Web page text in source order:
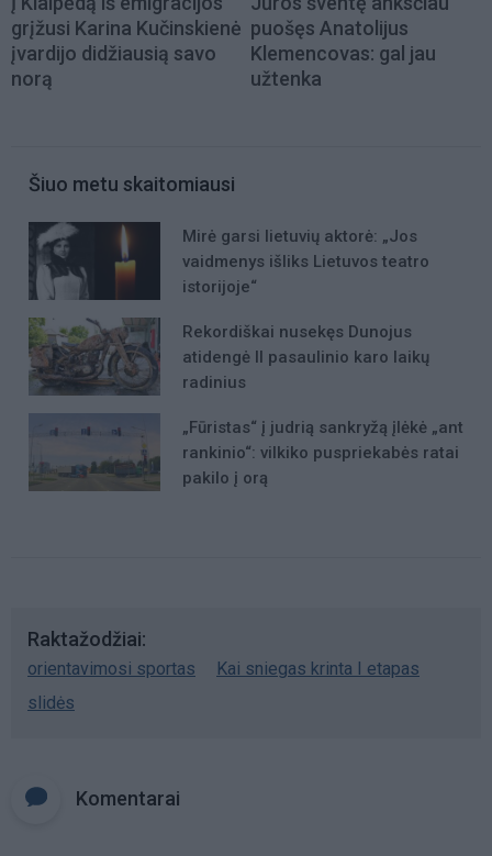
grįžusi Karina Kučinskienė
įvardijo didžiausią savo
norą
puošęs Anatolijus
Klemencovas: gal jau
užtenka
Šiuo metu skaitomiausi
Mirė garsi lietuvių aktorė: „Jos
vaidmenys išliks Lietuvos teatro
istorijoje“
Rekordiškai nusekęs Dunojus
atidengė II pasaulinio karo laikų
radinius
„Fūristas“ į judrią sankryžą įlėkė „ant
rankinio“: vilkiko puspriekabės ratai
pakilo į orą
Raktažodžiai
orientavimosi sportas
Kai sniegas krinta I etapas
slidės
Komentarai